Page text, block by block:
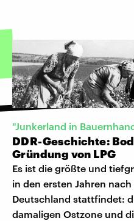
"Junkerland in
DDR-Geschichte:
Gründung von LPG
Es ist die größte und
in den ersten Jahren
Deutschland stattfindet:
damaligen Ostzone und